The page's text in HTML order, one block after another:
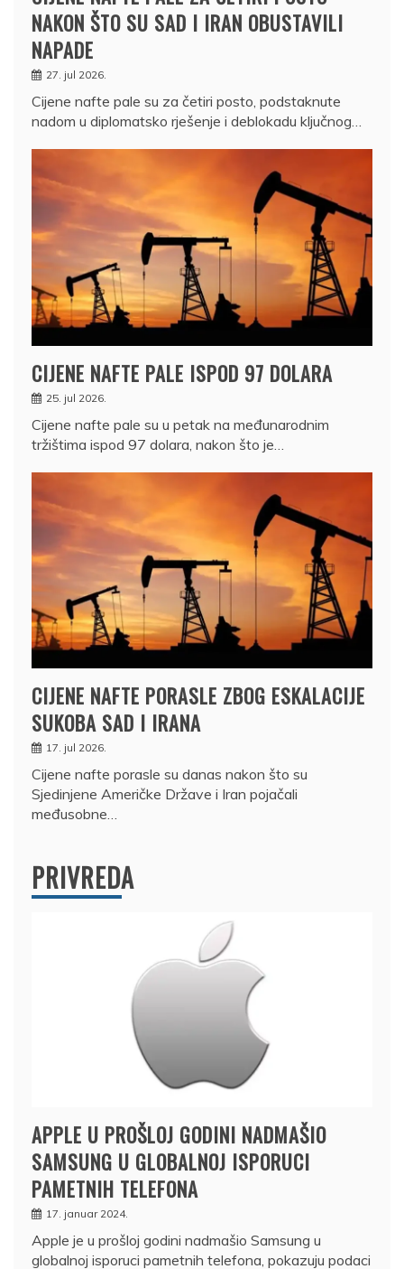
NAKON ŠTO SU SAD I IRAN OBUSTAVILI
NAPADE
27. jul 2026.
Cijene nafte pale su za četiri posto, podstaknute
nadom u diplomatsko rješenje i deblokadu ključnog…
CIJENE NAFTE PALE ISPOD 97 DOLARA
25. jul 2026.
Cijene nafte pale su u petak na međunarodnim
tržištima ispod 97 dolara, nakon što je…
CIJENE NAFTE PORASLE ZBOG ESKALACIJE
SUKOBA SAD I IRANA
17. jul 2026.
Cijene nafte porasle su danas nakon što su
Sjedinjene Američke Države i Iran pojačali
međusobne…
PRIVREDA
APPLE U PROŠLOJ GODINI NADMAŠIO
SAMSUNG U GLOBALNOJ ISPORUCI
PAMETNIH TELEFONA
17. januar 2024.
Apple je u prošloj godini nadmašio Samsung u
globalnoj isporuci pametnih telefona, pokazuju podaci